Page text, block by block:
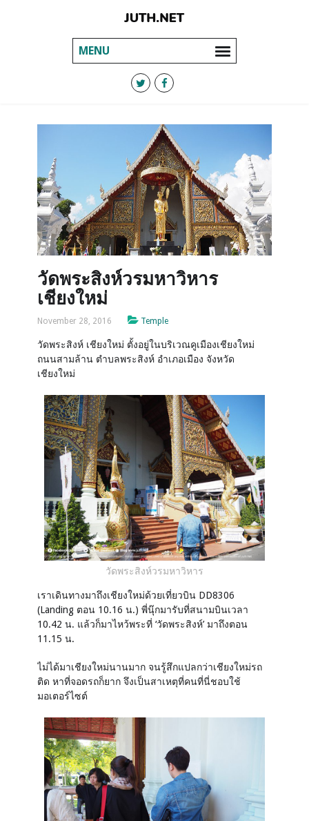
MENU
วัดพระสิงห์วรมหาวิหาร
เชียงใหม่
November 28, 2016 Temple
วัดพระสิงห์ เชียงใหม่ ตั้งอยู่ในบริเวณคูเมืองเชียงใหม่
ถนนสามล้าน ตำบลพระสิงห์ อำเภอเมือง จังหวัด
เชียงใหม่
วัดพระสิงห์วรมหาวิหาร
เราเดินทางมาถึงเชียงใหม่ด้วยเที่ยวบิน DD8306
(Landing ตอน 10.16 น.) พี่นุ๊กมารับที่สนามบินเวลา
10.42 น. แล้วก็มาไหว้พระที่ ‘วัดพระสิงห์’ มาถึงตอน
11.15 น.
ไม่ได้มาเชียงใหม่นานมาก จนรู้สึกแปลกว่าเชียงใหม่รถ
ติด หาที่จอดรถก็ยาก จึงเป็นสาเหตุที่คนที่นี่ชอบใช้
มอเตอร์ไซต์